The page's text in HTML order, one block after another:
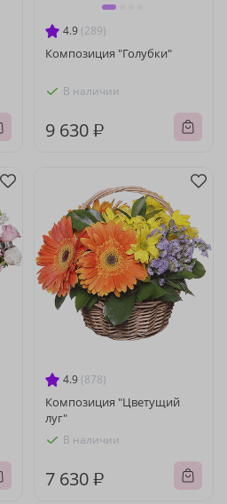
4.9 (289)
Композиция "Голубки"
В наличии
9 630 ₽
4.9 (878)
Композиция "Цветущий
луг"
В наличии
7 630 ₽